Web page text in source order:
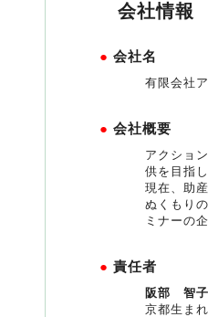
会社情報
● 会社名
有限会社
● 会社概要
アクショ
供を目指
現在、助
ぬくもり
ミナーの
● 責任者
阪部 智
京都生ま